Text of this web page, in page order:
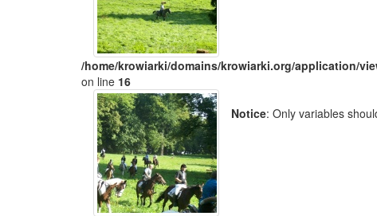
/home/krowiarki/domains/krowiarki.org/application/
on line 16
Notice: Only variables